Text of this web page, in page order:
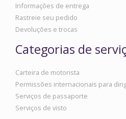
Informações de entrega
Rastreie seu pedido
Devoluções e trocas
Categorias de
Carteira de motorista
Permissões internacionais para
Serviços de passaporte
Serviços de visto